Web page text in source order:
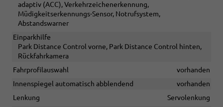
adaptiv (ACC), Verkehrzeichenerkennung,
Müdigkeitserkennungs-Sensor, Notrufsystem,
Abstandswarner
Einparkhilfe
Park Distance Control vorne, Park Distance Control hinten,
Rückfahrkamera
Fahrprofilauswahl
vorhanden
Innenspiegel automatisch abblendend
vorhanden
Lenkung
Servolenkung